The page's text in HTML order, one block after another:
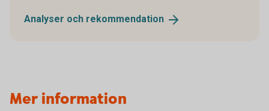
Analyser och rekommendation
Mer information